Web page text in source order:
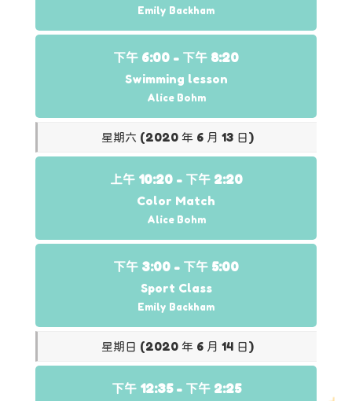
Emily Backham
下午 6:00 - 下午 8:20
Swimming lesson
Alice Bohm
星期六 (2020 年 6 月 13 日)
上午 10:20 - 下午 2:20
Color Match
Alice Bohm
下午 3:00 - 下午 5:00
Sport Class
Emily Backham
星期日 (2020 年 6 月 14 日)
下午 12:35 - 下午 2:25